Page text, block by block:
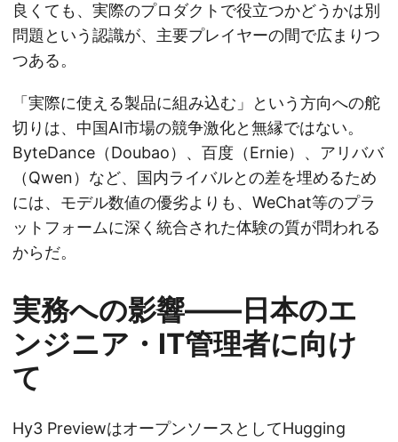
良くても、実際のプロダクトで役立つかどうかは別
問題という認識が、主要プレイヤーの間で広まりつ
つある。
「実際に使える製品に組み込む」という方向への舵
切りは、中国AI市場の競争激化と無縁ではない。
ByteDance（Doubao）、百度（Ernie）、アリババ
（Qwen）など、国内ライバルとの差を埋めるため
には、モデル数値の優劣よりも、WeChat等のプラ
ットフォームに深く統合された体験の質が問われる
からだ。
実務への影響——日本のエ
ンジニア・IT管理者に向け
て
Hy3 PreviewはオープンソースとしてHugging